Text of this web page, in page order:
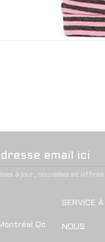
à jour, nouvelles et
Qc
SERVICE
NOUS